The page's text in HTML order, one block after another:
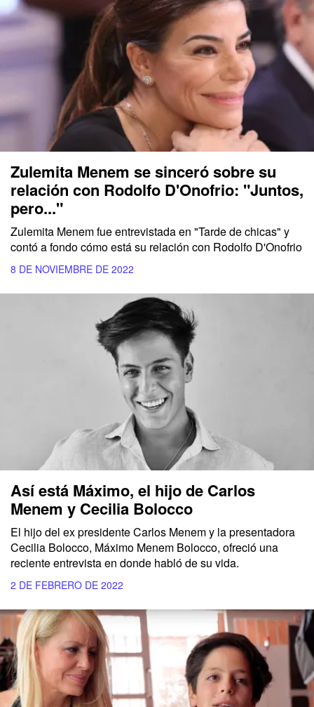
Zulemita Menem se sinceró sobre su
relación con Rodolfo D'Onofrio: "Juntos,
pero..."
Zulemita Menem fue entrevistada en "Tarde de chicas" y
contó a fondo cómo está su relación con Rodolfo D'Onofrio
8 DE NOVIEMBRE DE 2022
Así está Máximo, el hijo de Carlos
Menem y Cecilia Bolocco
El hijo del ex presidente Carlos Menem y la presentadora
Cecilia Bolocco, Máximo Menem Bolocco, ofreció una
reciente entrevista en donde habló de su vida.
2 DE FEBRERO DE 2022